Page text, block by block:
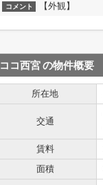
コメント 【外観】
ココ西宮の物件概要
所在地
交通
賃料
面積